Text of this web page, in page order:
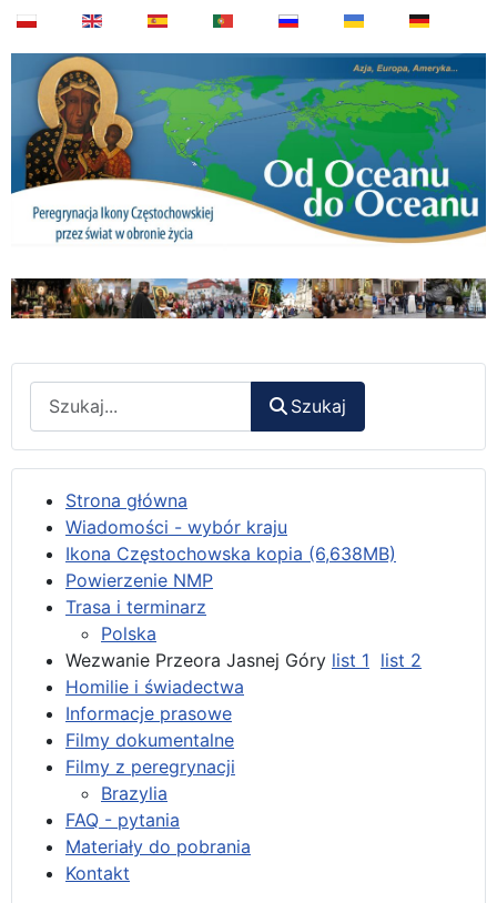
Szukaj
Strona główna
Wiadomości - wybór kraju
Ikona Częstochowska kopia (6,638MB)
Powierzenie NMP
Trasa i terminarz
Polska
Wezwanie Przeora Jasnej Góry list 1 list 2
Homilie i świadectwa
Informacje prasowe
Filmy dokumentalne
Filmy z peregrynacji
Brazylia
FAQ - pytania
Materiały do pobrania
Kontakt